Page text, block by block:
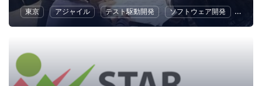
東京
アジャイル テスト駆動開発 ソフトウェア開発